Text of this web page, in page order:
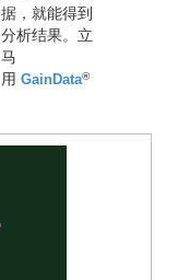
据，就能得到
分析结果。立
马
用 GainData®